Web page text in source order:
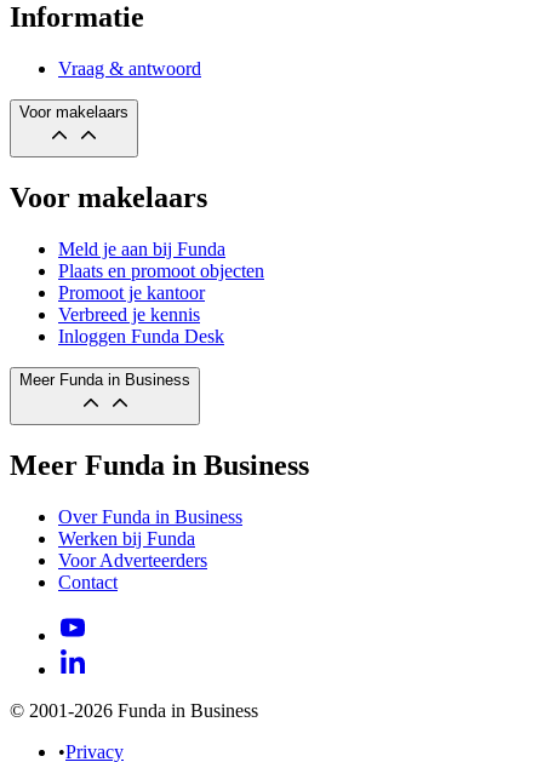
Informatie
Vraag & antwoord
Voor makelaars
Voor makelaars
Meld je aan bij Funda
Plaats en promoot objecten
Promoot je kantoor
Verbreed je kennis
Inloggen Funda Desk
Meer Funda in Business
Meer Funda in Business
Over Funda in Business
Werken bij Funda
Voor Adverteerders
Contact
© 2001-2026 Funda in Business
•Privacy